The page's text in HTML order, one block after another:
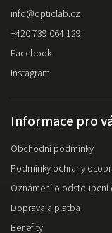
info@opticlab.cz
+420 739 064 129
Facebook
Instagram
Informace pro
Obchodní podmínky
Podmínky ochrany
Oznámení o odstoupení
Doprava a platba
Benefity